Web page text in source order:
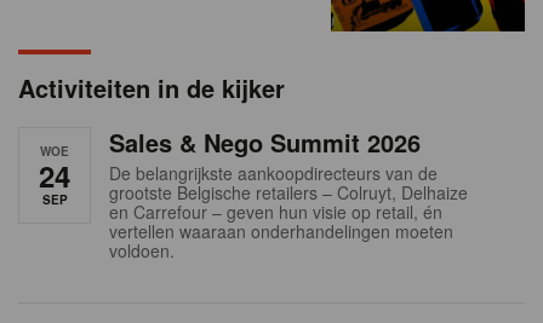
nActiviteiten in de kijker
WOE
24
SEP
Sales & Nego Summit 2026
De belangrijkste aankoopdirecteurs van de
grootste Belgische retailers – Colruyt, Delhaize
en Carrefour – geven hun visie op retail, én
vertellen waaraan onderhandelingen moeten
voldoen.